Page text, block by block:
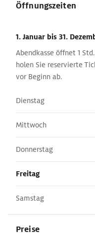
Öffnungszeiten
1. Januar bis 31.
Abendkasse öffnet 1
holen Sie reservierte
vor Beginn ab.
Dienstag
Mittwoch
Donnerstag
Freitag
Samstag
Preise